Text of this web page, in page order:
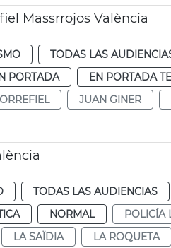
Massrrojos València
TODAS LAS
PORTADA EN PORTADA
JUAN GINER
TODAS LAS AUDIENCIAS
NORMAL POLICÍA
LA SAÏDIA LA ROQUETA